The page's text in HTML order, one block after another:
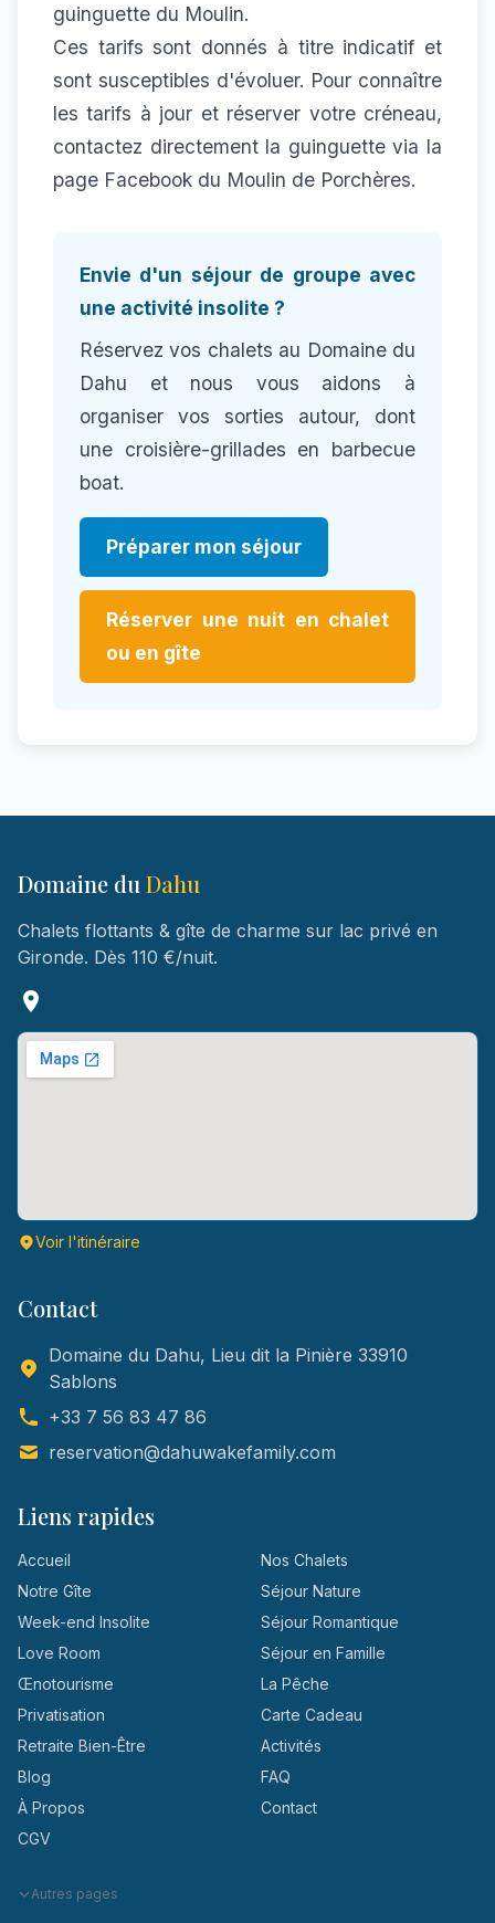
guinguette du Moulin.
Ces tarifs sont donnés à titre indicatif et
sont susceptibles d'évoluer. Pour connaître
les tarifs à jour et réserver votre créneau,
contactez directement la guinguette via la
page Facebook du Moulin de Porchères.
Envie d'un séjour de groupe avec
une activité insolite ?
Réservez vos chalets au Domaine du
Dahu et nous vous aidons à
organiser vos sorties autour, dont
une croisière-grillades en barbecue
boat.
Préparer mon séjour
Réserver une nuit en chalet
ou en gîte
Domaine du Dahu
Chalets flottants & gîte de charme sur lac privé en
Gironde. Dès 110 €/nuit.
Voir l'itinéraire
Contact
Domaine du Dahu, Lieu dit la Pinière 33910
Sablons
+33 7 56 83 47 86
reservation@dahuwakefamily.com
Liens rapides
Accueil
Nos Chalets
Notre Gîte
Séjour Nature
Week-end Insolite
Séjour Romantique
Love Room
Séjour en Famille
Œnotourisme
La Pêche
Privatisation
Carte Cadeau
Retraite Bien-Être
Activités
Blog
FAQ
À Propos
Contact
CGV
Autres pages